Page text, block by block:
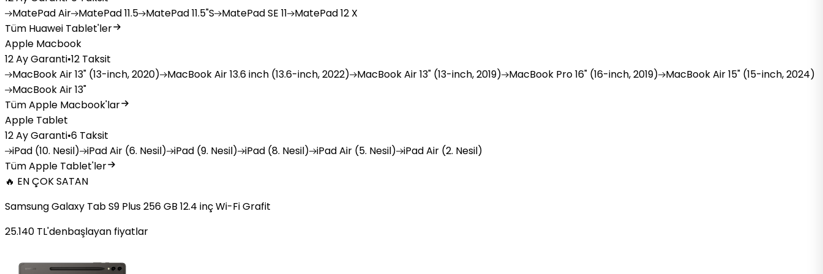
MatePadAir MatePad11.5 MatePad11.5"S MatePadSE 11 MatePad12 X
Tüm Huawei Tablet'ler
Apple Macbook
12 Ay Garanti•12 Taksit
MacBookAir 13" (13-inch, 2020) MacBookAir 13.6 inch (13.6-inch, 2022) MacBookAir 13" (13-inch, 2019) MacBook Pro 16" (16-inch, 2019) MacBookAir 15" (15-inch, 2024)
MacBookAir 13"
Tüm Apple Macbook'lar
Apple Tablet
12 Ay Garanti•6 Taksit
iPad (10. Nesil) iPadAir (6. Nesil) iPad (9. Nesil) iPad (8. Nesil) iPadAir (5. Nesil) iPadAir (2. Nesil)
Tüm Apple Tablet'ler
🔥 EN ÇOK SATAN
Samsung Galaxy Tab S9 Plus 256 GB 12.4 inç Wi-Fi Grafit
25.140 TL'denbaşlayan fiyatlar